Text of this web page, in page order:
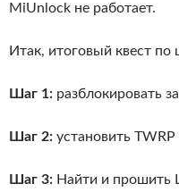
MiUnlock не работает.
Итак, итоговый квест по
Шаг 1: разблокировать
Шаг 2: установить TWRP
Шаг 3: Найти и прошить